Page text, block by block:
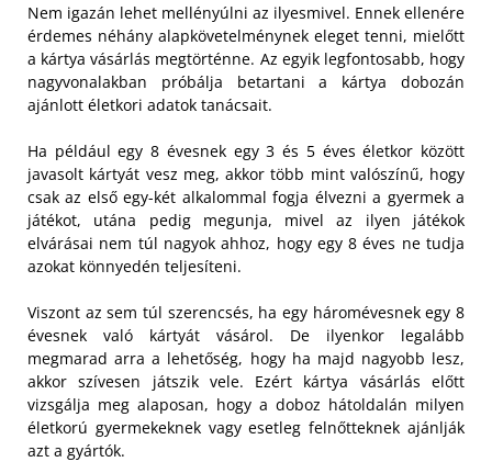
Nem igazán lehet mellényúlni az ilyesmivel. Ennek ellenére
érdemes néhány alapkövetelménynek eleget tenni, mielőtt
a kártya vásárlás megtörténne. Az egyik legfontosabb, hogy
nagyvonalakban próbálja betartani a kártya dobozán
ajánlott életkori adatok tanácsait.
Ha például egy 8 évesnek egy 3 és 5 éves életkor között
javasolt kártyát vesz meg, akkor több mint valószínű, hogy
csak az első egy-két alkalommal fogja élvezni a gyermek a
játékot, utána pedig megunja, mivel az ilyen játékok
elvárásai nem túl nagyok ahhoz, hogy egy 8 éves ne tudja
azokat könnyedén teljesíteni.
Viszont az sem túl szerencsés, ha egy háromévesnek egy 8
évesnek való kártyát vásárol. De ilyenkor legalább
megmarad arra a lehetőség, hogy ha majd nagyobb lesz,
akkor szívesen játszik vele. Ezért kártya vásárlás előtt
vizsgálja meg alaposan, hogy a doboz hátoldalán milyen
életkorú gyermekeknek vagy esetleg felnőtteknek ajánlják
azt a gyártók.